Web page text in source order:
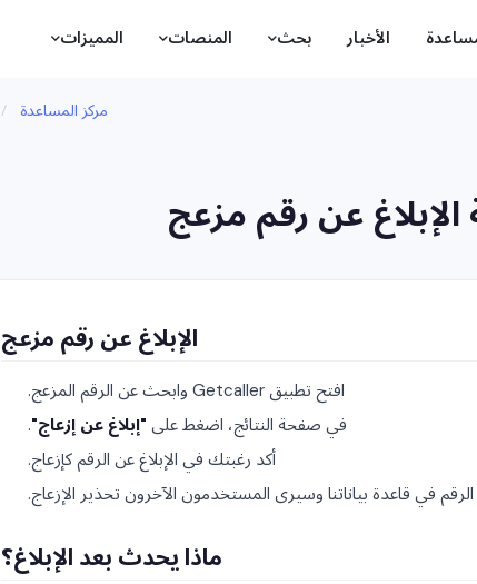
المميزات المنصات بحث الأخبار
مركز المساعدة /
الإبلاغ عن رقم مزعج
الإبلاغ عن رقم مزعج
افتح تطبيق Getcaller وابحث عن الرقم المزعج.
في صفحة النتائج، اضغط على "إبلاغ عن إزعاج".
أكد رغبتك في الإبلاغ عن الرقم كإزعاج.
في قاعدة بياناتنا وسيرى المستخدمون الآخرون تحذير الإزعاج.
ماذا يحدث بعد الإبلاغ؟